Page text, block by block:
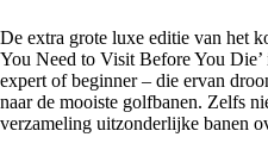
De extra grote luxe editie van het
You Need to Visit Before You
expert of beginner – die ervan
naar de mooiste golfbanen. Zelfs
verzameling uitzonderlijke banen